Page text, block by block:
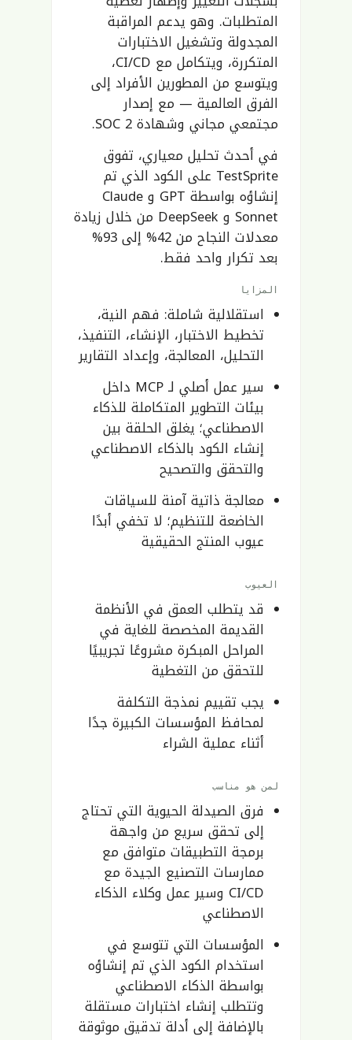
المتطلبات. وهو يدعم المراقبة
المجدولة وتشغيل الاختبارات
المتكررة، ويتكامل مع CI/CD،
ويتوسع من المطورين الأفراد إلى
الفرق العالمية — مع إصدار
مجتمعي مجاني وشهادة SOC 2.
في أحدث تحليل معياري، تفوق
TestSprite على الكود الذي تم
إنشاؤه بواسطة GPT و Claude
Sonnet و DeepSeek من خلال زيادة
معدلات النجاح من 42% إلى 93%
بعد تكرار واحد فقط.
المزايا
استقلالية شاملة: فهم النية،
تخطيط الاختبار، الإنشاء، التنفيذ،
التحليل، المعالجة، وإعداد التقارير
سير عمل أصلي لـ MCP داخل
بيئات التطوير المتكاملة للذكاء
الاصطناعي؛ يغلق الحلقة بين
إنشاء الكود بالذكاء الاصطناعي
والتحقق والتصحيح
معالجة ذاتية آمنة للسياقات
الخاضعة للتنظيم؛ لا تخفي أبدًا
عيوب المنتج الحقيقية
العيوب
قد يتطلب العمق في الأنظمة
القديمة المخصصة للغاية في
المراحل المبكرة مشروعًا تجريبيًا
للتحقق من التغطية
يجب تقييم نمذجة التكلفة
لمحافظ المؤسسات الكبيرة جدًا
أثناء عملية الشراء
لمن هو مناسب
فرق الصيدلة الحيوية التي تحتاج
إلى تحقق سريع من واجهة
برمجة التطبيقات متوافق مع
ممارسات التصنيع الجيدة مع
CI/CD وسير عمل وكلاء الذكاء
الاصطناعي
المؤسسات التي تتوسع في
استخدام الكود الذي تم إنشاؤه
بواسطة الذكاء الاصطناعي
وتتطلب إنشاء اختبارات مستقلة
بالإضافة إلى أدلة تدقيق موثوقة